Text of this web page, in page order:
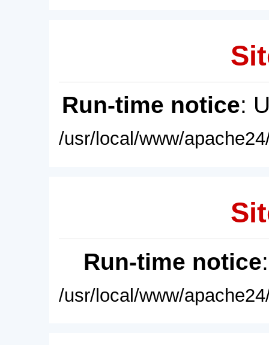
Run-time notice:
/usr/local/www/
Run-time notice
/usr/local/www/